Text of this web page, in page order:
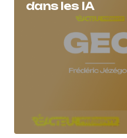
dans les IA